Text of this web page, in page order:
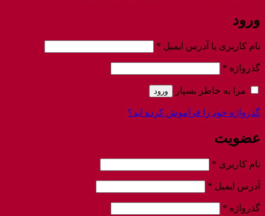
ورود
نام کاربری یا آدرس ایمیل *
گذرواژه *
مرا به خاطر بسپار ورود
گذرواژه خود را فراموش کرده اید؟
عضویت
نام کاربری *
آدرس ایمیل *
گذرواژه *